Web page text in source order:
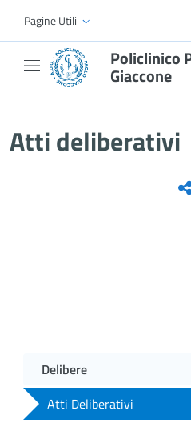
Skip to Main Content
Pagine Utili
Policlinico
Giaccone
Atti deliberativi
Delibere
Atti Deliberativi